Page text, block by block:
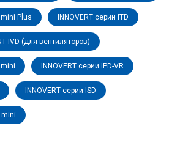
mini Plus INNOVERT серии ITD
IVD (для вентиляторов)
mini INNOVERT серии IPD-VR
INNOVERT серии ISD
mini